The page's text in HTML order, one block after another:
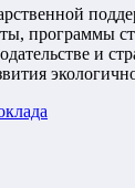
программы
и